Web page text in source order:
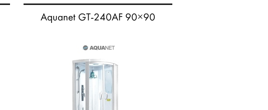
Aquanet GT-240AF 90×90